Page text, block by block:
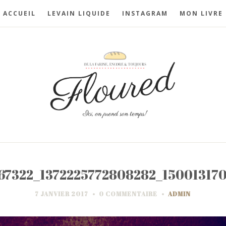
ACCUEIL LEVAIN LIQUIDE INSTAGRAM MON LIVRE
7 JANVIER 2017 0 COMMENTAIRE ADMIN